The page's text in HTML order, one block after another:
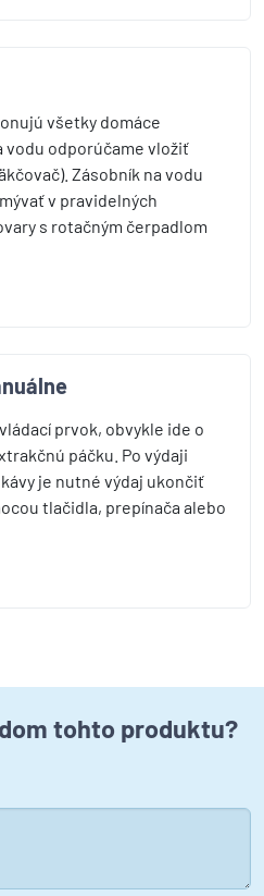
všetky domáce
vodu odporúčame vložiť
Zásobník na vodu
v pravidelných
s rotačným čerpadlom
prvok, obvykle ide o
páčku. Po výdaji
je nutné výdaj ukončiť
tlačidla, prepínača alebo
tohto produktu?